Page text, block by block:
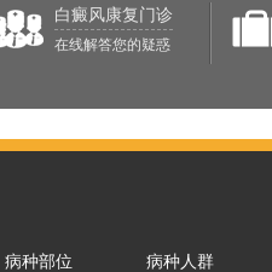
白癜风康复门诊
在线解答您的疑惑
病种部位 病种人群